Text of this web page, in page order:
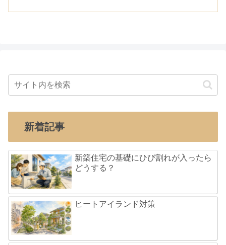
新着記事
新築住宅の基礎にひび割れが入ったら
どうする？
ヒートアイランド対策